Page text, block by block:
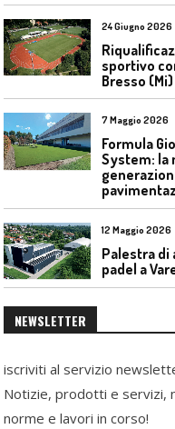
24 Giugno 2026
sportivo
Bresso (Mi)
7 Maggio 2026
Formula
System: la
12 Maggio 2026
Palestra di
padel a
NEWSLETTER
iscriviti al servizio
Notizie, prodotti e servizi,
norme e lavori in corso!